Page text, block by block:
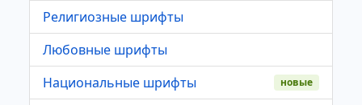
Религиозные шрифты
Любовные шрифты
Национальные шрифты
новые